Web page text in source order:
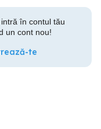
în contul tău
un cont nou!
te